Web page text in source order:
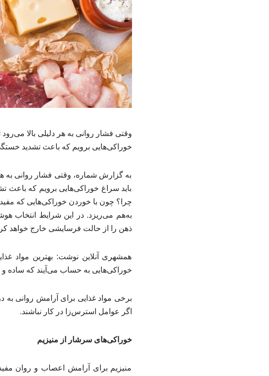
وقتی فشار روانی به هر دلیلی بالا
خوراکی‌هایی برویم که باعث تشدید
به گزارش شماره، وقتی فشار روانی به
باید سراغ خوراکی‌هایی برویم که
چرا؟ چون با خوردن خوراکی‌هایی که
به‌هم می‌ریزد. در این شرایط انتخاب
ذهن را از حالت فرسایشی خارج خواهد
همشهری آنلاین نوشت: بهترین مواد
خوراکی‌هایی به حساب می‌آیند که ساده
برخی مواد غذایی برای آرامش روانی
اگر عوامل استرس‌زا در کار نباشند.
خوراکی‌های سرشار از منیزیم
منیزیم برای آرامش اعصاب و روان